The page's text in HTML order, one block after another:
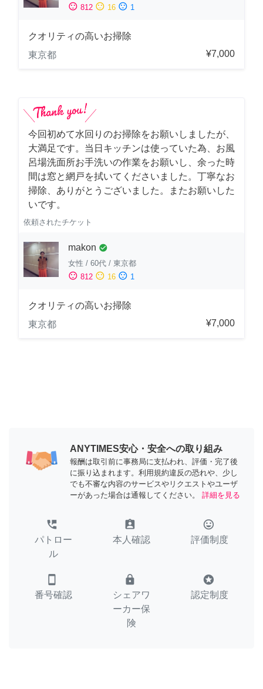
sentiment_satisfied 812 sentiment_neutral 16 sentiment_dissatisfied 1
クオリティの高いお掃除
東京都
¥7,000
今回初めて水回りのお掃除をお願いしましたが、
大満足です。当日キッチンは使っていた為、お風
呂場洗面所お手洗いの作業をお願いし、余った時
間は窓と網戸を拭いてくださいました。丁寧なお
掃除、ありがとうございました。またお願いした
いです。
依頼されたチケット
makon check_circle
女性 / 60代 / 東京都
sentiment_satisfied 812 sentiment_neutral 16 sentiment_dissatisfied 1
クオリティの高いお掃除
東京都
¥7,000
ANYTIMES安心・安全への取り組み
報酬は取引前に事務局に支払われ、評価・完了後
に振り込まれます。利用規約違反の恐れや、少し
でも不審な内容のサービスやリクエストやユーザ
ーがあった場合は通報してください。
詳細を見る
perm_phone_msg
パトロー
ル
assignment_ind
本人確認
tag_faces
評価制度
smartphone
番号確認
lock
シェアワ
ーカー保
険
stars
認定制度